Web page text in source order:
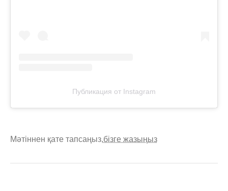
Публикация от Instagram
Мәтіннен қате тапсаңыз,бізге жазыңыз